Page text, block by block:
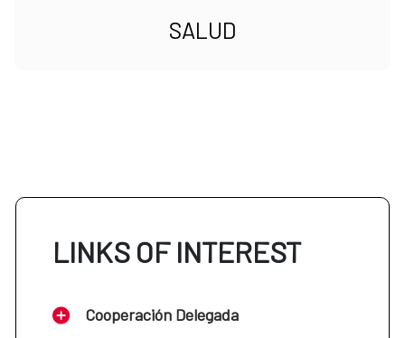
SALUD
LINKS OF INTEREST
Cooperación Delegada